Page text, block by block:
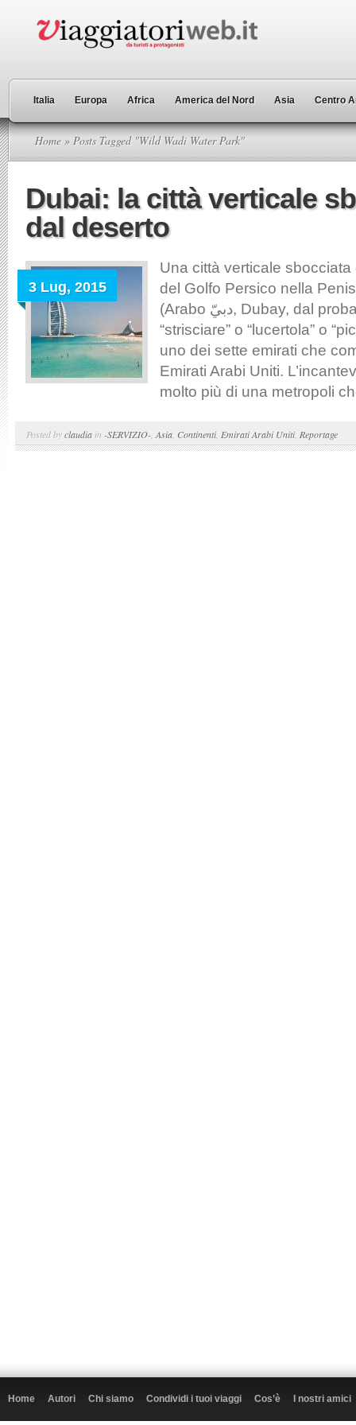
Italia Europa Africa America del Nord Asia Centro
Home » Posts Tagged "Wild Wadi Water Park"
Dubai: la città verticale
dal deserto
3 Lug, 2015
Una città verticale
del Golfo Persico nella
(Arabo دبيّ, Dubay, dal probabile significato
“strisciare” o “lucertola” o
uno dei sette emirati che
Emirati Arabi Uniti.
molto più di una metropoli
Posted byclaudia in -SERVIZIO- Asia Continenti, Emirati Arabi Uniti, Reportage
Home Autori Chi siamo Condividi i tuoi viaggi Cos’è I nostri amici